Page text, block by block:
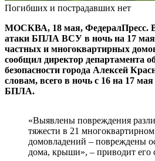
Погибших и пострадавших нет
МОСКВА, 18 мая, ФедералПресс. В
атаки БПЛА ВСУ в ночь на 17
частных и многоквартирных
сообщил директор департамента
безопасности города Алексей
словам, всего в ночь с 16 на 17
БПЛА.
«Выявлены повреждения
тяжести в 21
домовладений – повреждены
дома, крыши», – приводит его